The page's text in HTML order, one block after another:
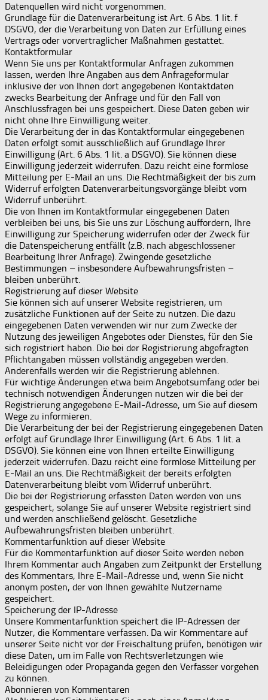
Datenquellen wird nicht vorgenommen.
Grundlage für die Datenverarbeitung ist Art. 6 Abs. 1 lit. f
DSGVO, der die Verarbeitung von Daten zur Erfüllung eines
Vertrags oder vorvertraglicher Maßnahmen gestattet.
Kontaktformular
Wenn Sie uns per Kontaktformular Anfragen zukommen
lassen, werden Ihre Angaben aus dem Anfrageformular
inklusive der von Ihnen dort angegebenen Kontaktdaten
zwecks Bearbeitung der Anfrage und für den Fall von
Anschlussfragen bei uns gespeichert. Diese Daten geben wir
nicht ohne Ihre Einwilligung weiter.
Die Verarbeitung der in das Kontaktformular eingegebenen
Daten erfolgt somit ausschließlich auf Grundlage Ihrer
Einwilligung (Art. 6 Abs. 1 lit. a DSGVO). Sie können diese
Einwilligung jederzeit widerrufen. Dazu reicht eine formlose
Mitteilung per E-Mail an uns. Die Rechtmäßigkeit der bis zum
Widerruf erfolgten Datenverarbeitungsvorgänge bleibt vom
Widerruf unberührt.
Die von Ihnen im Kontaktformular eingegebenen Daten
verbleiben bei uns, bis Sie uns zur Löschung auffordern, Ihre
Einwilligung zur Speicherung widerrufen oder der Zweck für
die Datenspeicherung entfällt (z.B. nach abgeschlossener
Bearbeitung Ihrer Anfrage). Zwingende gesetzliche
Bestimmungen – insbesondere Aufbewahrungsfristen –
bleiben unberührt.
Registrierung auf dieser Website
Sie können sich auf unserer Website registrieren, um
zusätzliche Funktionen auf der Seite zu nutzen. Die dazu
eingegebenen Daten verwenden wir nur zum Zwecke der
Nutzung des jeweiligen Angebotes oder Dienstes, für den Sie
sich registriert haben. Die bei der Registrierung abgefragten
Pflichtangaben müssen vollständig angegeben werden.
Anderenfalls werden wir die Registrierung ablehnen.
Für wichtige Änderungen etwa beim Angebotsumfang oder bei
technisch notwendigen Änderungen nutzen wir die bei der
Registrierung angegebene E-Mail-Adresse, um Sie auf diesem
Wege zu informieren.
Die Verarbeitung der bei der Registrierung eingegebenen Daten
erfolgt auf Grundlage Ihrer Einwilligung (Art. 6 Abs. 1 lit. a
DSGVO). Sie können eine von Ihnen erteilte Einwilligung
jederzeit widerrufen. Dazu reicht eine formlose Mitteilung per
E-Mail an uns. Die Rechtmäßigkeit der bereits erfolgten
Datenverarbeitung bleibt vom Widerruf unberührt.
Die bei der Registrierung erfassten Daten werden von uns
gespeichert, solange Sie auf unserer Website registriert sind
und werden anschließend gelöscht. Gesetzliche
Aufbewahrungsfristen bleiben unberührt.
Kommentarfunktion auf dieser Website
Für die Kommentarfunktion auf dieser Seite werden neben
Ihrem Kommentar auch Angaben zum Zeitpunkt der Erstellung
des Kommentars, Ihre E-Mail-Adresse und, wenn Sie nicht
anonym posten, der von Ihnen gewählte Nutzername
gespeichert.
Speicherung der IP-Adresse
Unsere Kommentarfunktion speichert die IP-Adressen der
Nutzer, die Kommentare verfassen. Da wir Kommentare auf
unserer Seite nicht vor der Freischaltung prüfen, benötigen wir
diese Daten, um im Falle von Rechtsverletzungen wie
Beleidigungen oder Propaganda gegen den Verfasser vorgehen
zu können.
Abonnieren von Kommentaren